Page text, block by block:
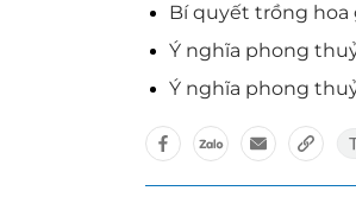
Bí quyết trồng hoa
Ý nghĩa phong
Ý nghĩa phong